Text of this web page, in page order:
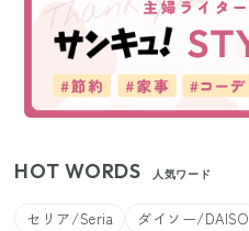
HOT WORDS 人気ワード
セリア/Seria ダイソー/DAISO